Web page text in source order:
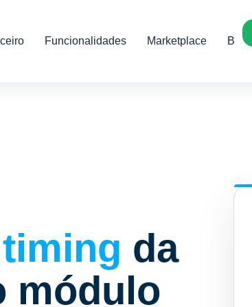
Funcionalidades Marketplace Blog
timing da
módulo